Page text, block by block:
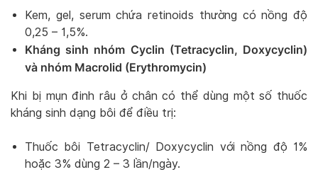
Kem, gel, serum chứa retinoids thường có nồng độ
0,25 – 1,5%.
Kháng sinh nhóm Cyclin (Tetracyclin, Doxycyclin)
và nhóm Macrolid (Erythromycin)
Khi bị mụn đinh râu ở chân có thể dùng một số thuốc
kháng sinh dạng bôi để điều trị:
Thuốc bôi Tetracyclin/ Doxycyclin với nồng độ 1%
hoặc 3% dùng 2 – 3 lần/ngày.